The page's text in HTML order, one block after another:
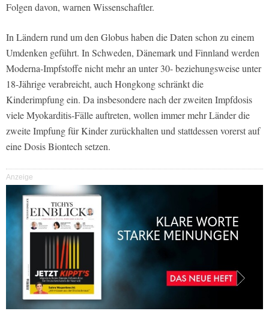
Folgen davon, warnen Wissenschaftler.
In Ländern rund um den Globus haben die Daten schon zu einem
Umdenken geführt. In Schweden, Dänemark und Finnland werden
Moderna-Impfstoffe nicht mehr an unter 30- beziehungsweise unter
18-Jährige verabreicht, auch Hongkong schränkt die
Kinderimpfung ein. Da insbesondere nach der zweiten Impfdosis
viele Myokarditis-Fälle auftreten, wollen immer mehr Länder die
zweite Impfung für Kinder zurückhalten und stattdessen vorerst auf
eine Dosis Biontech setzen.
Anzeige